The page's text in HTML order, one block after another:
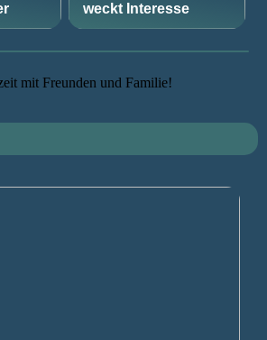
weckt Interesse
mit Freunden und Familie!